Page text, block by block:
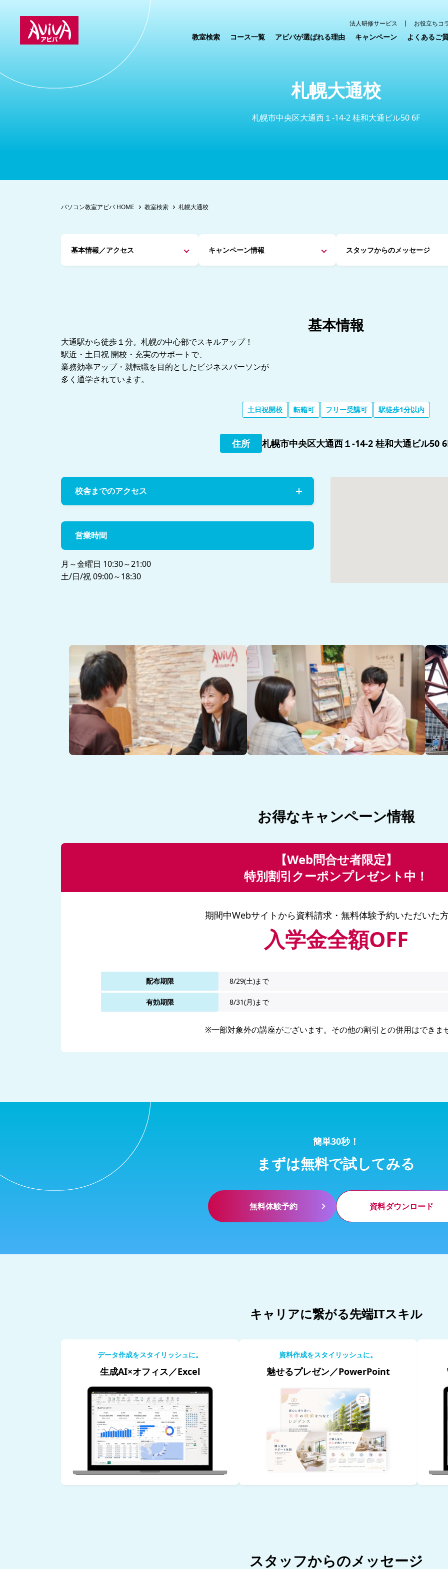
法人研修サービス お役立ちコ
教室検索 コース一覧 アビバが選ばれる理由 キャンペーン よくあるご
札幌大通校
札幌市中央区大通西１-14-2 桂和大通ビル50 6F
パソコン教室アビバ HOME 教室検索 札幌大通校
基本情報／アクセス キャンペーン情報 スタッフからのメッセージ
基本情報
大通駅から徒歩１分。札幌の中心部でスキルアップ！
駅近・土日祝 開校・充実のサポートで、
業務効率アップ・就転職を目的としたビジネスパーソンが
多く通学されています。
土日祝開校 転籍可 フリー受講可 駅徒歩1分以内
住所 札幌市中央区大通西１-14-2 桂和大通ビル50
校舎までのアクセス
営業時間
月～金曜日 10:30～21:00
土/日/祝 09:00～18:30
お得なキャンペーン情報
【Web問合せ者限定】
特別割引クーポンプレゼント中！
期間中Webサイトから資料請求・無料体験予約いただいた方
入学金全額OFF
配布期限 8/29(土)まで
有効期限 8/31(月)まで
※一部対象外の講座がございます。その他の割引との併用はできま
簡単30秒！
まずは無料で試してみる
無料体験予約 資料ダウンロード
キャリアに繋がる先端ITスキル
データ作成をスタイリッシュに。
生成AI×オフィス／Excel
資料作成をスタイリッシュに。
魅せるプレゼン／PowerPoint
スタッフからのメッセージ